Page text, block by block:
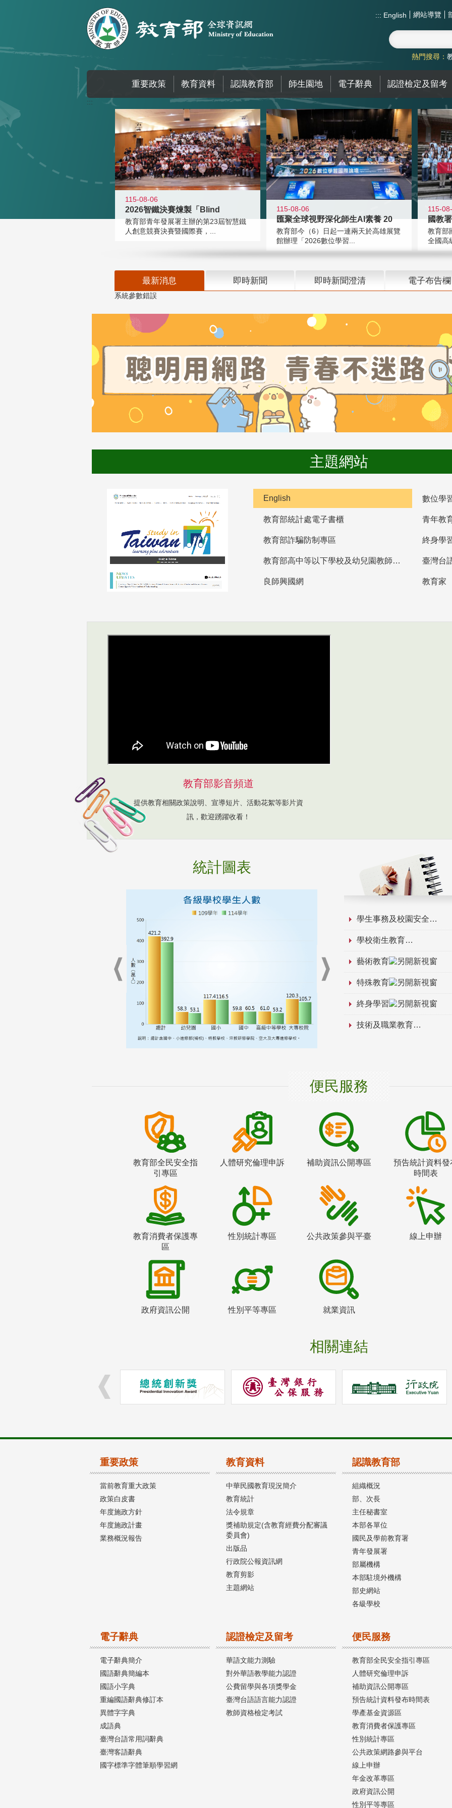
::: English 網站導覽
熱門搜尋：
重要政策 教育資料 認識教育部 師生園地 電子辭典 認證檢定及留考
:::
115-08-06
2026智鐵決賽煉製「Blind
教育部青年發展署主辦的第23屆智慧鐵
人創意競賽決賽暨國際賽，...
115-08-06
匯聚全球視野深化師生AI素養 20
教育部今（6）日起一連兩天於高雄展覽
館辦理「2026數位學習...
115-
教育部
全國高
最新消息 即時新聞 即時新聞澄清 電子布告欄
系統參數錯誤
主題網站
English 數位學
教育部統計處電子書櫃 青年教
教育部詐騙防制專區 終身學
教育部高中等以下學校及幼兒園教師資格檢定考試 臺灣台
良師興國網 教育家
教育部影音頻道
提供教育相關政策說明、宣導短片、活動花絮等影片資
訊，歡迎踴躍收看！
統計圖表
學生事務及校園安全
學校衛生教育
藝術教育
特殊教育
終身學習
技術及職業教育
便民服務
教育部全民安全指
引專區
人體研究倫理申訴 補助資訊公開專區
預告統計資料發
時間表
教育消費者保護專
區
性別統計專區 公共政策參與平臺 線上申辦
政府資訊公開 性別平等專區 就業資訊
相關連結
重要政策
當前教育重大政策
政策白皮書
年度施政方針
年度施政計畫
業務概況報告
教育資料
中華民國教育現況簡介
教育統計
法令規章
獎補助規定(含教育經費分配審議
委員會)
出版品
行政院公報資訊網
教育剪影
主題網站
認識教育部
組織概況
部、次長
主任秘書室
本部各單位
國民及學前教育署
青年發展署
部屬機構
本部駐境外機構
部史網站
各級學校
電子辭典
電子辭典簡介
國語辭典簡編本
國語小字典
重編國語辭典修訂本
異體字字典
成語典
臺灣台語常用詞辭典
臺灣客語辭典
國字標準字體筆順學習網
認證檢定及留考
華語文能力測驗
對外華語教學能力認證
公費留學與各項獎學金
臺灣台語語言能力認證
教師資格檢定考試
便民服務
教育部全民安全指引專區
人體研究倫理申訴
補助資訊公開專區
預告統計資料發布時間表
學產基金資源區
教育消費者保護專區
性別統計專區
公共政策網路參與平台
線上申辦
年金改革專區
政府資訊公開
性別平等專區